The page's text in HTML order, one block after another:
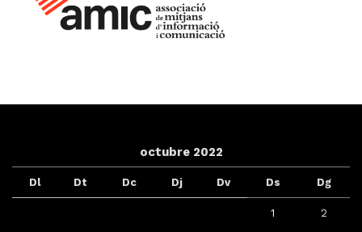
octubre 2022
Dl Dt Dc Dj Dv Ds Dg
1 2